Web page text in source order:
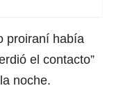
proiraní había
el contacto”
noche.